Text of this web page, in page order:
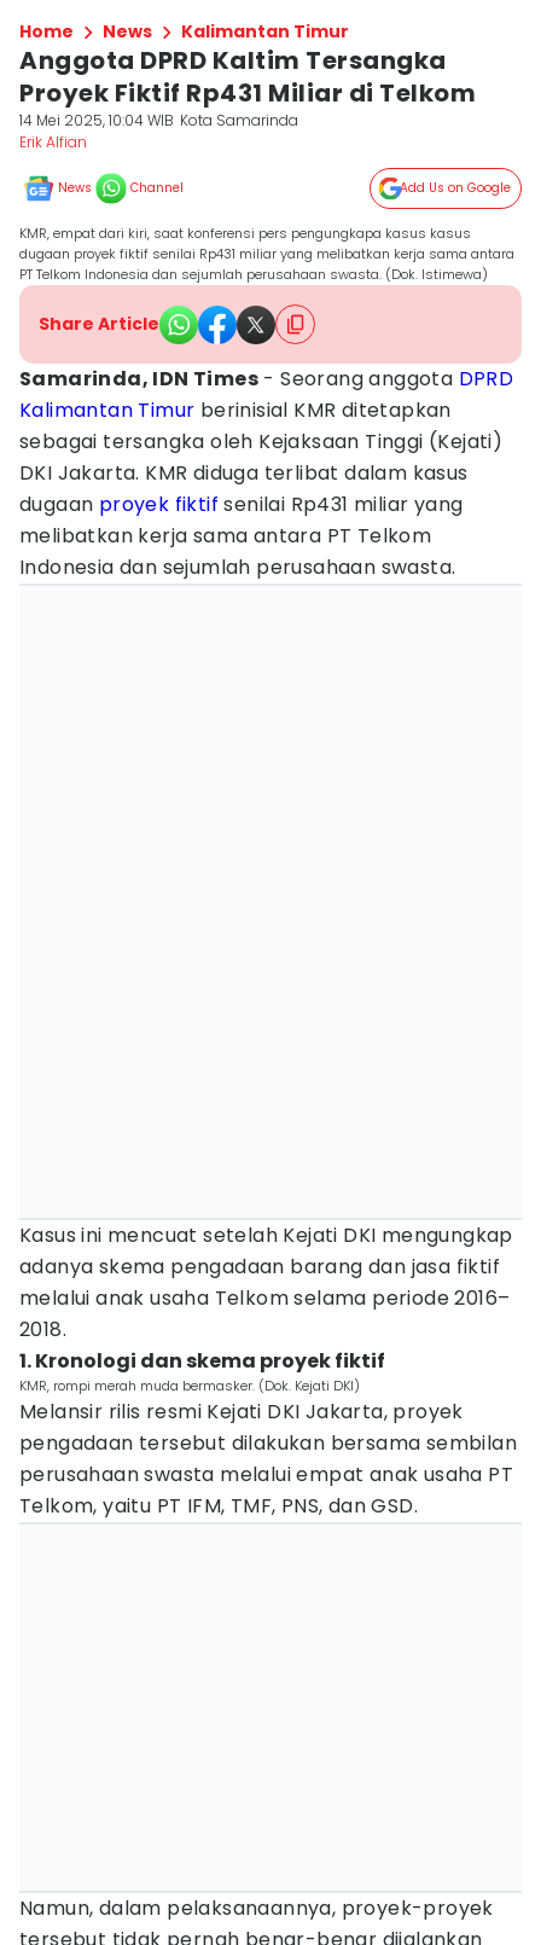
Home News Kalimantan Timur
Anggota DPRD Kaltim Tersangka
Proyek Fiktif Rp431 Miliar di Telkom
14 Mei 2025, 10:04 WIB Kota Samarinda
Erik Alfian
News Channel Add Us on Google
KMR, empat dari kiri, saat konferensi pers pengungkapa kasus kasus
dugaan proyek fiktif senilai Rp431 miliar yang melibatkan kerja sama antara
PT Telkom Indonesia dan sejumlah perusahaan swasta. (Dok. Istimewa)
Share Article
Samarinda, IDN Times - Seorang anggota DPRD
Kalimantan Timur berinisial KMR ditetapkan
sebagai tersangka oleh Kejaksaan Tinggi (Kejati)
DKI Jakarta. KMR diduga terlibat dalam kasus
dugaan proyek fiktif senilai Rp431 miliar yang
melibatkan kerja sama antara PT Telkom
Indonesia dan sejumlah perusahaan swasta.
Kasus ini mencuat setelah Kejati DKI mengungkap
adanya skema pengadaan barang dan jasa fiktif
melalui anak usaha Telkom selama periode 2016–
2018.
1. Kronologi dan skema proyek fiktif
KMR, rompi merah muda bermasker. (Dok. Kejati DKI)
Melansir rilis resmi Kejati DKI Jakarta, proyek
pengadaan tersebut dilakukan bersama sembilan
perusahaan swasta melalui empat anak usaha PT
Telkom, yaitu PT IFM, TMF, PNS, dan GSD.
Namun, dalam pelaksanaannya, proyek-proyek